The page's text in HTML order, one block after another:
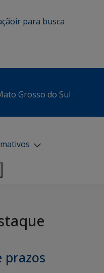
ir para busca
Grosso do Sul
prazos